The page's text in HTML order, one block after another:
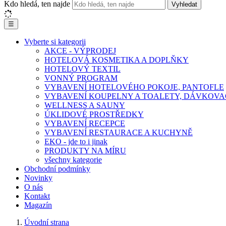
Kdo hledá, ten najde Vyhledat
☰
Vyberte si kategorii
AKCE - VÝPRODEJ
HOTELOVÁ KOSMETIKA A DOPLŇKY
HOTELOVÝ TEXTIL
VONNÝ PROGRAM
VYBAVENÍ HOTELOVÉHO POKOJE, PANTOFLE
VYBAVENÍ KOUPELNY A TOALETY,
WELLNESS A SAUNY
ÚKLIDOVÉ PROSTŘEDKY
VYBAVENÍ RECEPCE
VYBAVENÍ RESTAURACE A KUCHYNĚ
EKO - jde to i jinak
PRODUKTY NA MÍRU
všechny kategorie
Obchodní podmínky
Novinky
O nás
Kontakt
Magazín
Úvodní strana